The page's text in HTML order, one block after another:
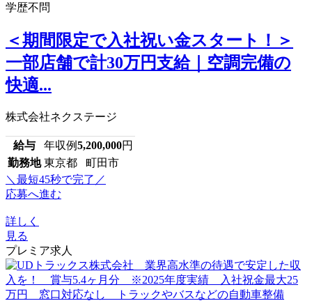
学歴不問
＜期間限定で入社祝い金スタート！＞
一部店舗で計30万円支給｜空調完備の
快適...
株式会社ネクステージ
給与 年収例5,200,000円
勤務地 東京都 町田市
＼最短45秒で完了／
応募へ進む
詳しく
見る
プレミア求人